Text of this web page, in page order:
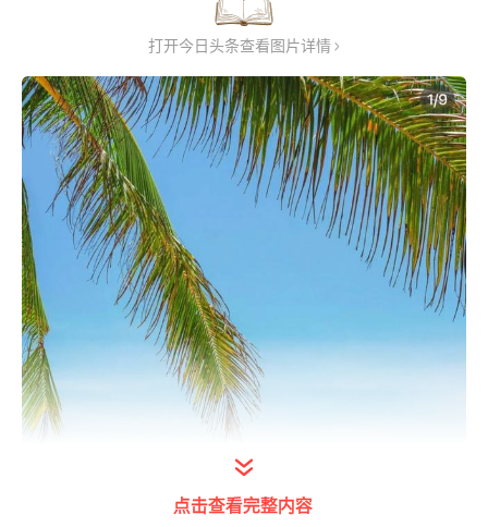
打开今日头条查看图片详情
点击查看完整内容